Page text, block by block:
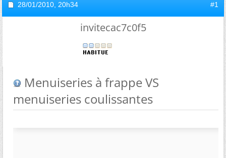
28/01/2010, 20h34 #1
invitecac7c0f5
Menuiseries à frappe VS
menuiseries coulissantes